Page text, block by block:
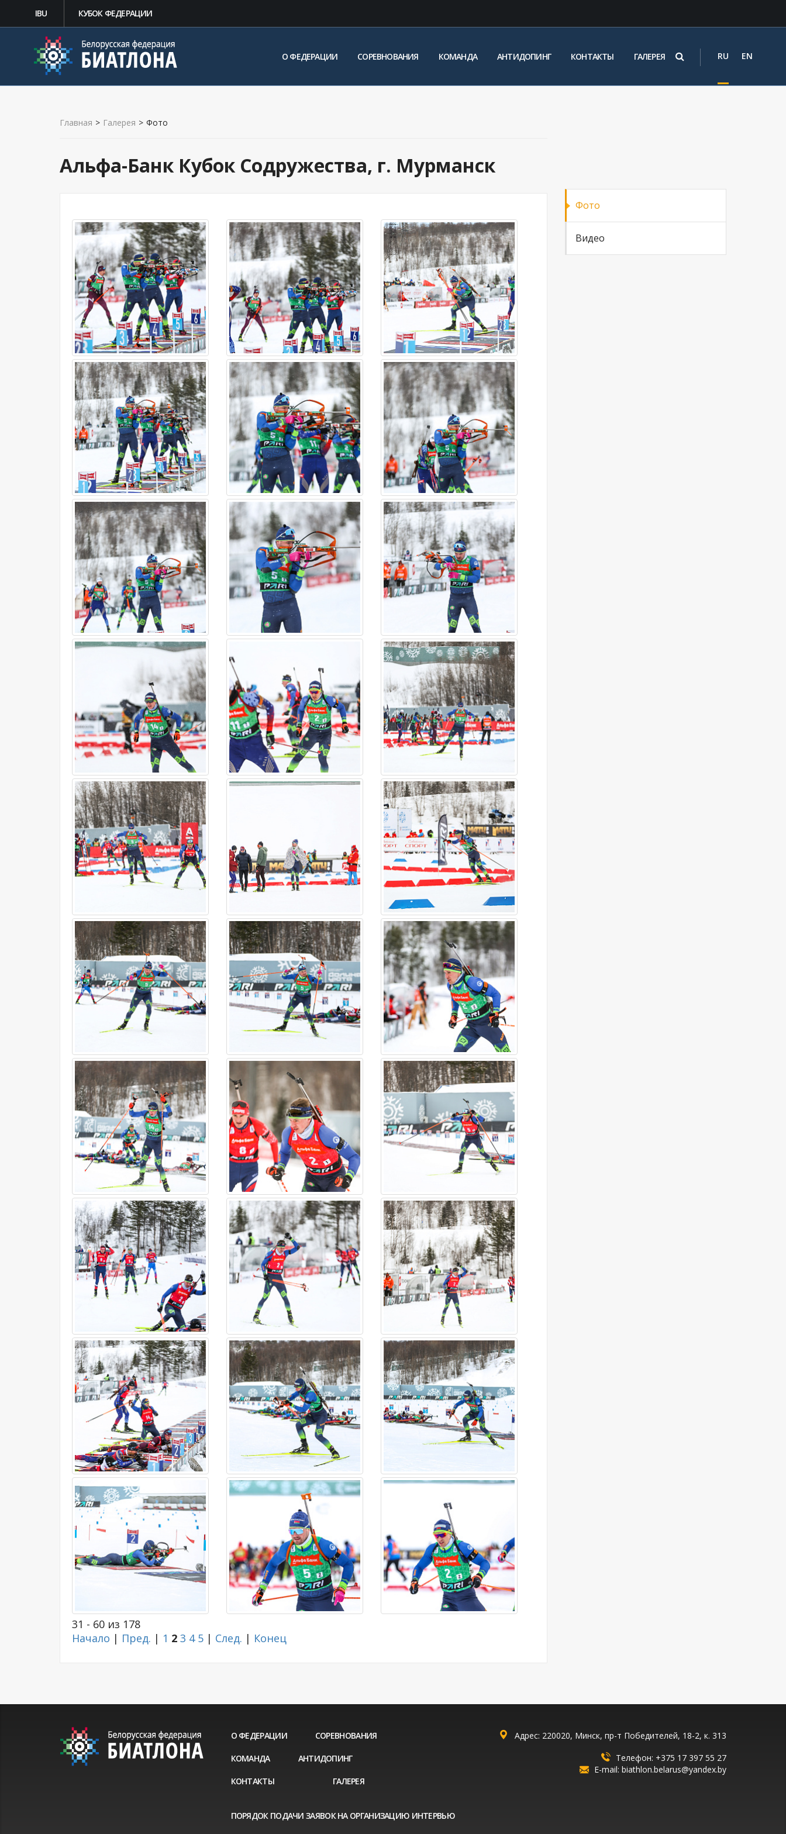
IBU КУБОК ФЕДЕРАЦИИ
О ФЕДЕРАЦИИ СОРЕВНОВАНИЯ КОМАНДА АНТИДОПИНГ КОНТАКТЫ ГАЛЕРЕЯ RU EN
Главная > Галерея > Фото
Альфа-Банк Кубок Содружества, г. Мурманск
31 - 60 из 178
Начало | Пред. | 1 2 3 4 5 | След. | Конец
Фото
Видео
О ФЕДЕРАЦИИ СОРЕВНОВАНИЯ
КОМАНДА АНТИДОПИНГ
КОНТАКТЫ ГАЛЕРЕЯ
Адрес: 220020, Минск, пр-т Победителей, 18-2, к. 313
Телефон: +375 17 397 55 27
E-mail: biathlon.belarus@yandex.by
ПОРЯДОК ПОДАЧИ ЗАЯВОК НА ОРГАНИЗАЦИЮ ИНТЕРВЬЮ